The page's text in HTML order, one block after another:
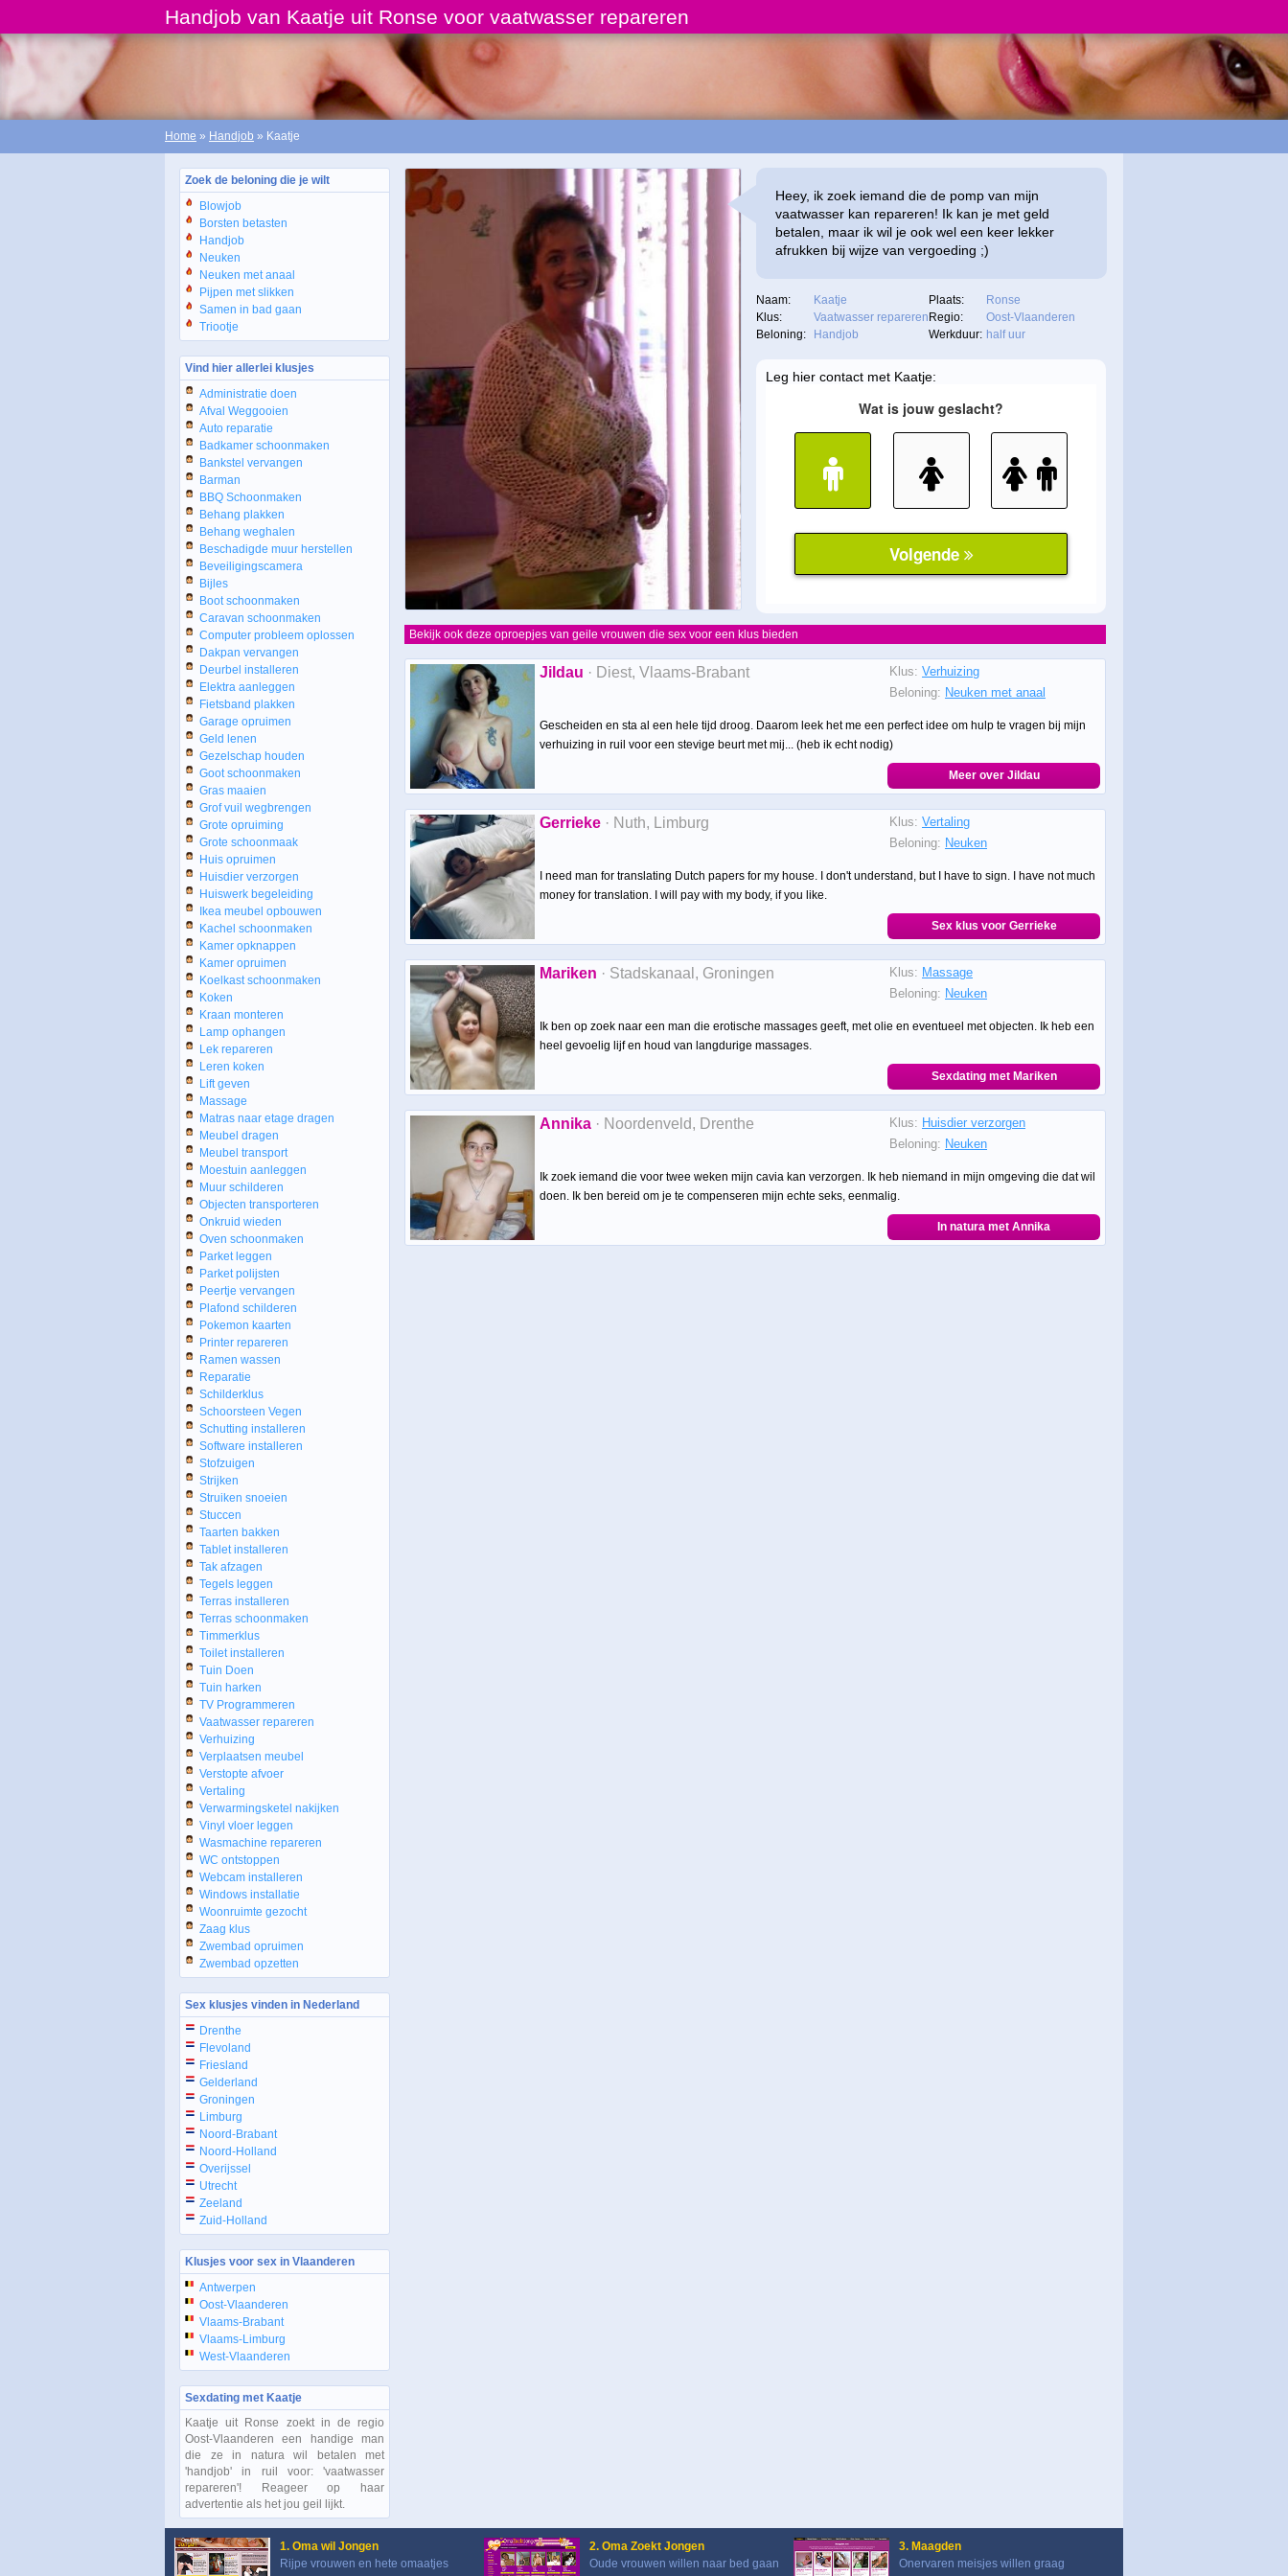
Handjob van Kaatje uit Ronse voor vaatwasser repareren
Home » Handjob » Kaatje
Zoek de beloning die je wilt
Blowjob
Borsten betasten
Handjob
Neuken
Neuken met anaal
Pijpen met slikken
Samen in bad gaan
Triootje
Vind hier allerlei klusjes
Administratie doen
Afval Weggooien
Auto reparatie
Badkamer schoonmaken
Bankstel vervangen
Barman
BBQ Schoonmaken
Behang plakken
Behang weghalen
Beschadigde muur herstellen
Beveiligingscamera
Bijles
Boot schoonmaken
Caravan schoonmaken
Computer probleem oplossen
Dakpan vervangen
Deurbel installeren
Elektra aanleggen
Fietsband plakken
Garage opruimen
Geld lenen
Gezelschap houden
Goot schoonmaken
Gras maaien
Grof vuil wegbrengen
Grote opruiming
Grote schoonmaak
Huis opruimen
Huisdier verzorgen
Huiswerk begeleiding
Ikea meubel opbouwen
Kachel schoonmaken
Kamer opknappen
Kamer opruimen
Koelkast schoonmaken
Koken
Kraan monteren
Lamp ophangen
Lek repareren
Leren koken
Lift geven
Massage
Matras naar etage dragen
Meubel dragen
Meubel transport
Moestuin aanleggen
Muur schilderen
Objecten transporteren
Onkruid wieden
Oven schoonmaken
Parket leggen
Parket polijsten
Peertje vervangen
Plafond schilderen
Pokemon kaarten
Printer repareren
Ramen wassen
Reparatie
Schilderklus
Schoorsteen Vegen
Schutting installeren
Software installeren
Stofzuigen
Strijken
Struiken snoeien
Stuccen
Taarten bakken
Tablet installeren
Tak afzagen
Tegels leggen
Terras installeren
Terras schoonmaken
Timmerklus
Toilet installeren
Tuin Doen
Tuin harken
TV Programmeren
Vaatwasser repareren
Verhuizing
Verplaatsen meubel
Verstopte afvoer
Vertaling
Verwarmingsketel nakijken
Vinyl vloer leggen
Wasmachine repareren
WC ontstoppen
Webcam installeren
Windows installatie
Woonruimte gezocht
Zaag klus
Zwembad opruimen
Zwembad opzetten
Sex klusjes vinden in Nederland
Drenthe
Flevoland
Friesland
Gelderland
Groningen
Limburg
Noord-Brabant
Noord-Holland
Overijssel
Utrecht
Zeeland
Zuid-Holland
Klusjes voor sex in Vlaanderen
Antwerpen
Oost-Vlaanderen
Vlaams-Brabant
Vlaams-Limburg
West-Vlaanderen
Sexdating met Kaatje
Kaatje uit Ronse zoekt in de regio
Oost-Vlaanderen een handige man
die ze in natura wil betalen met
'handjob' in ruil voor: 'vaatwasser
repareren'! Reageer op haar
advertentie als het jou geil lijkt.
Heey, ik zoek iemand die de pomp van mijn
vaatwasser kan repareren! Ik kan je met geld
betalen, maar ik wil je ook wel een keer lekker
afrukken bij wijze van vergoeding ;)
Naam: Kaatje Plaats:
Ronse
Klus:
Vaatwasser repareren Regio:
Oost-Vlaanderen
Beloning:
Handjob Werkduur: half uur
Leg hier contact met Kaatje:
Bekijk ook deze oproepjes van geile vrouwen die sex voor een klus bieden
Jildau · Diest, Vlaams-Brabant Klus: Verhuizing
Beloning: Neuken met anaal
Gescheiden en sta al een hele tijd droog. Daarom leek het me een perfect idee om hulp te vragen bij mijn
verhuizing in ruil voor een stevige beurt met mij... (heb ik echt nodig)
Meer over Jildau
Gerrieke · Nuth, Limburg Klus: Vertaling
Beloning: Neuken
I need man for translating Dutch papers for my house. I don't understand, but I have to sign. I have not much
money for translation. I will pay with my body, if you like.
Sex klus voor Gerrieke
Mariken · Stadskanaal, Groningen Klus: Massage
Beloning: Neuken
Ik ben op zoek naar een man die erotische massages geeft, met olie en eventueel met objecten. Ik heb een
heel gevoelig lijf en houd van langdurige massages.
Sexdating met Mariken
Annika · Noordenveld, Drenthe Klus: Huisdier verzorgen
Beloning: Neuken
Ik zoek iemand die voor twee weken mijn cavia kan verzorgen. Ik heb niemand in mijn omgeving die dat wil
doen. Ik ben bereid om je te compenseren mijn echte seks, eenmalig.
In natura met Annika
1. Oma wil Jongen
Rijpe vrouwen en hete omaatjes
2. Oma Zoekt Jongen
Oude vrouwen willen naar bed gaan
3. Maagden
Onervaren meisjes willen graag